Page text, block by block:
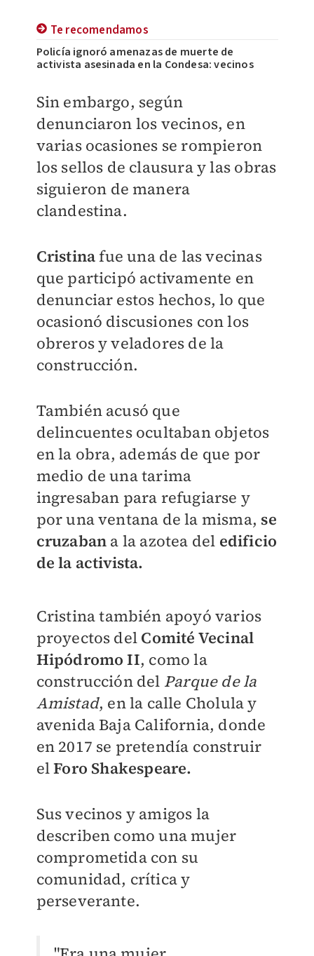
Te recomendamos
Policía ignoró amenazas de muerte de
activista asesinada en la Condesa: vecinos
Sin embargo, según
denunciaron los vecinos, en
varias ocasiones se rompieron
los sellos de clausura y las obras
siguieron de manera
clandestina.
Cristinafue una de las vecinas
que participó activamente en
denunciar estos hechos, lo que
ocasionó discusiones con los
obreros y veladores de la
construcción.
También acusó que
delincuentes ocultaban objetos
en la obra, además de que por
medio de una tarima
ingresaban para refugiarse y
por una ventana de la misma, se
cruzaban a la azotea del edificio
de la activista.
Cristina también apoyó varios
proyectos del Comité Vecinal
Hipódromo II, como la
construcción del Parque de la
Amistad, en la calle Cholula y
avenida Baja California, donde
en 2017 se pretendía construir
elForo Shakespeare.
Sus vecinos y amigos la
describen como una mujer
comprometida con su
comunidad, crítica y
perseverante.